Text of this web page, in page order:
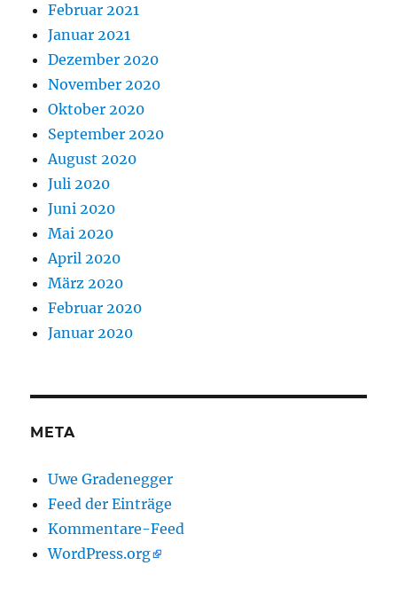
Februar 2021
Januar 2021
Dezember 2020
November 2020
Oktober 2020
September 2020
August 2020
Juli 2020
Juni 2020
Mai 2020
April 2020
März 2020
Februar 2020
Januar 2020
META
Uwe Gradenegger
Feed der Einträge
Kommentare-Feed
WordPress.org